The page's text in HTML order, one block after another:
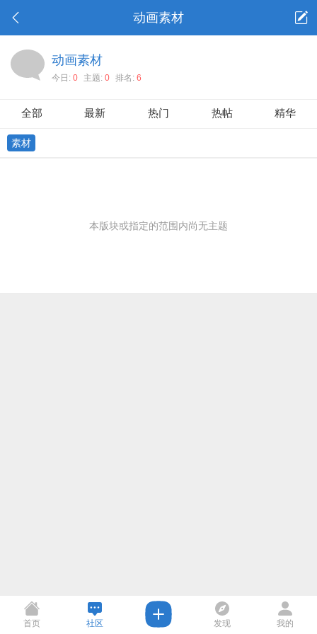
动画素材
动画素材
今日: 0 主题: 0 排名: 6
全部 最新 热门 热帖 精华
素材
本版块或指定的范围内尚无主题
首页 社区 发现 我的